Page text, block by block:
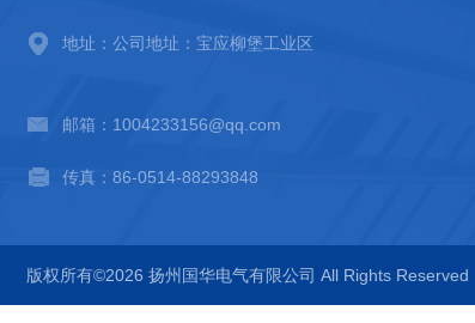
地址：公司地址：宝应柳堡工业区
邮箱：1004233156@qq.com
传真：86-0514-88293848
版权所有©2026 扬州国华电气有限公司 All Rights Reserved